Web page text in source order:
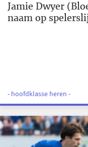
Jamie Dwyer
naam op
- hoofdklasse heren -